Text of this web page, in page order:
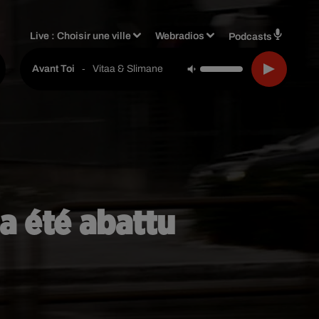
Live :Choisir une ville Webradios Podcasts
Avant Toi - Vitaa & Slimane
été abattu